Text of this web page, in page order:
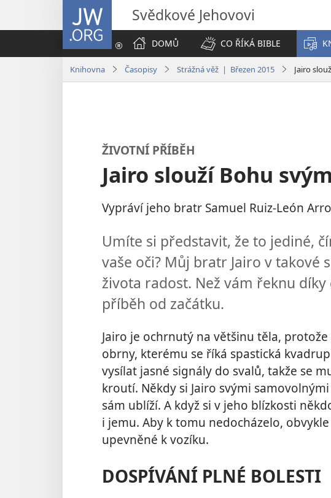
JW.ORG Svědkové Jehovovi
DOMŮ
CO ŘÍKÁ BIBLE
Knihovna Časopisy Strážná věž | Březen 2015 Jairo
ŽIVOTNÍ PŘÍBĚH
Jairo slouží Bohu
Vypráví jeho bratr Samuel Ruiz-León
Umíte si představit, že to jediné,
vaše oči? Můj bratr Jairo v takové
života radost. Než vám řeknu
příběh od začátku.
Jairo je ochrnutý na většinu těla,
obrny, kterému se říká spastická
vysílat jasné signály do svalů, takže se
kroutí. Někdy si Jairo svými
sám ublíží. A když si v jeho blízkosti
i jemu. Aby k tomu nedocházelo,
upevněné k vozíku.
DOSPÍVÁNÍ PLNÉ BOLESTI